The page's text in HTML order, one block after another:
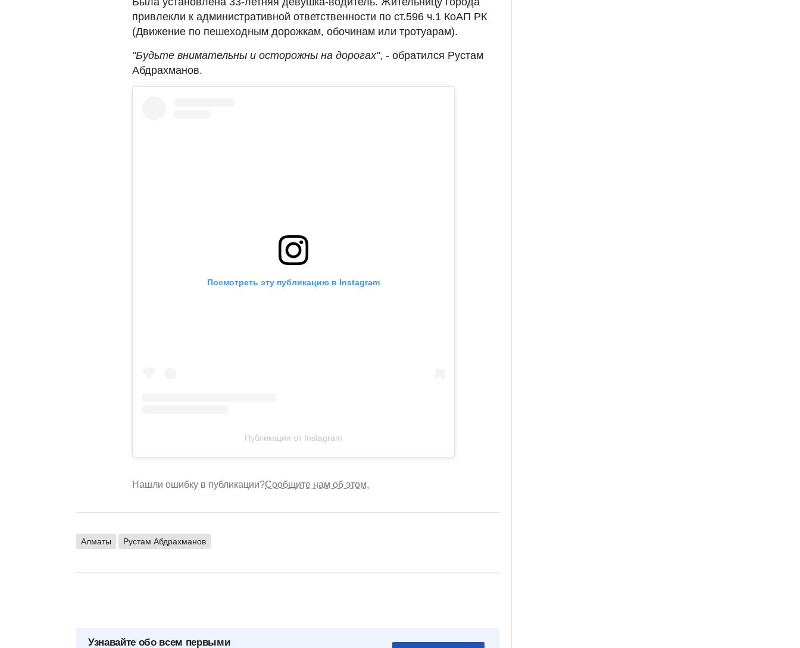
привлекли к административной ответственности по ст.596 ч.1 КоАП РК
(Движение по пешеходным дорожкам, обочинам или тротуарам).
"Будьте внимательны и осторожны на дорогах", - обратился Рустам
Абдрахманов.
Посмотреть эту публикацию в Instagram
Публикация от Instagram
Нашли ошибку в публикации?Сообщите нам об этом.
Алматы Рустам Абдрахманов
Узнавайте обо всем первыми